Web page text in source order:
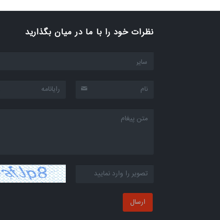
SMART LIFE اپلیکیشن
نرم افزار انتخاب محصولنظرات خود را با ما در میان بگذارید
ارسال